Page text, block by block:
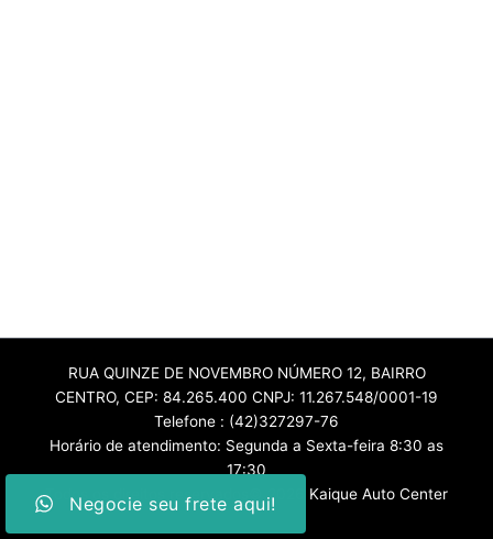
RUA QUINZE DE NOVEMBRO NÚMERO 12, BAIRRO
CENTRO, CEP: 84.265.400 CNPJ: 11.267.548/0001-19
Telefone : (42)327297-76
Horário de atendimento: Segunda a Sexta-feira 8:30 as
17:30
Todos os direitos reservados© 2026 Kaique Auto Center
Negocie seu frete aqui!